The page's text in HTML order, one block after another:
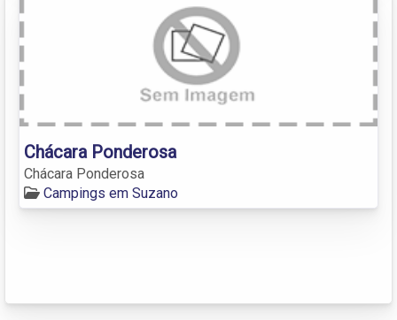
Chácara Ponderosa
Chácara Ponderosa
Campings em Suzano